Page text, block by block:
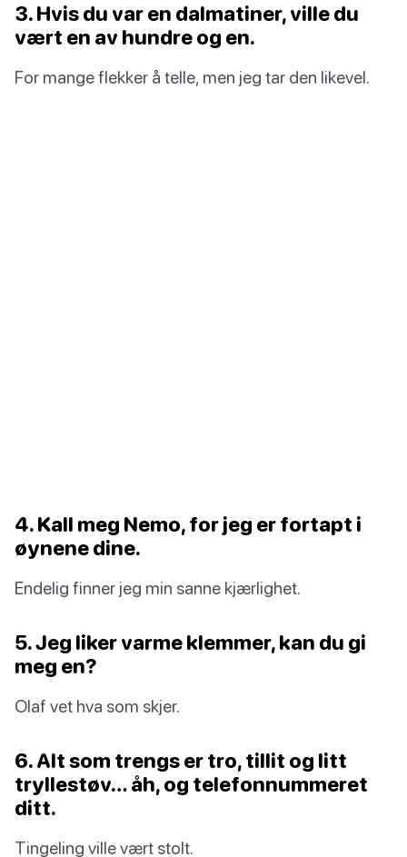
3. Hvis du var en dalmatiner, ville du
vært en av hundre og en.
For mange flekker å telle, men jeg tar den likevel.
4. Kall meg Nemo, for jeg er fortapt i
øynene dine.
Endelig finner jeg min sanne kjærlighet.
5. Jeg liker varme klemmer, kan du gi
meg en?
Olaf vet hva som skjer.
6. Alt som trengs er tro, tillit og litt
tryllestøv… åh, og telefonnummeret
ditt.
Tingeling ville vært stolt.